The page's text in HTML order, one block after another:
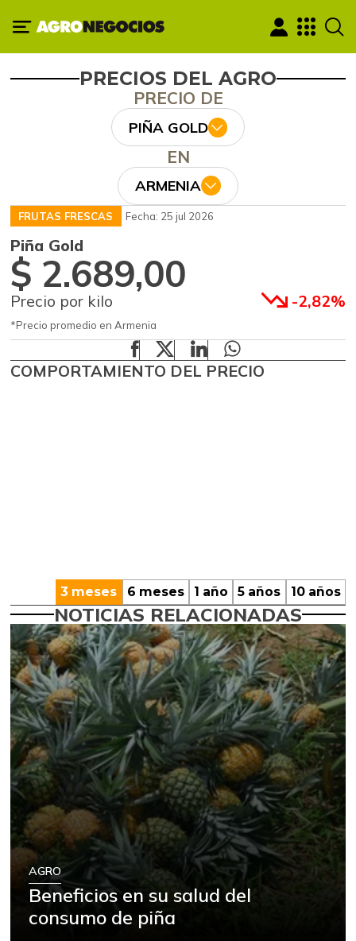
PRECIOS DEL AGRO
PRECIO DE
PIÑA GOLD
EN
ARMENIA
FRUTAS FRESCAS Fecha: 25 jul 2026
Piña Gold
$ 2.689,00
Precio por kilo -2,82%
*Precio promedio en Armenia
COMPORTAMIENTO DEL PRECIO
3 meses 6 meses 1 año 5 años 10 años
NOTICIAS RELACIONADAS
AGRO
Beneficios en su salud del
consumo de piña